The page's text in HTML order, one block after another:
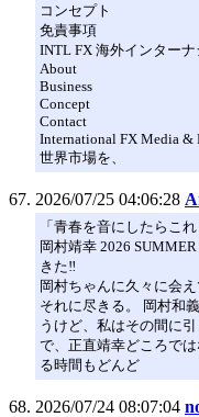
コンセプト
免責事項
INTL FX 海外インター
About
Business
Concept
Contact
International FX Media &
世界市場を、
2026/07/25 04:06:28
「青春を音にしたらこ
岡村靖幸 2026
きた‼️
岡村ちゃんに久々に会
それに尽きる。 岡村和
うけど、私はその間に
で、正直靖幸どころで
る時間もどんど
2026/07/24 08:07:04